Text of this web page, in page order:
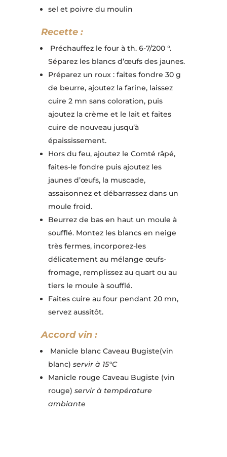
sel et poivre du moulin
Recette :
Préchauffez le four à th. 6-7/200 °.
Séparez les blancs d’œufs des jaunes.
Préparez un roux : faites fondre 30 g
de beurre, ajoutez la farine, laissez
cuire 2 mn sans coloration, puis
ajoutez la crème et le lait et faites
cuire de nouveau jusqu’à
épaississement.
Hors du feu, ajoutez le Comté râpé,
faites-le fondre puis ajoutez les
jaunes d’œufs, la muscade,
assaisonnez et débarrassez dans un
moule froid.
Beurrez de bas en haut un moule à
soufflé. Montez les blancs en neige
très fermes, incorporez-les
délicatement au mélange œufs-
fromage, remplissez au quart ou au
tiers le moule à soufflé.
Faites cuire au four pendant 20 mn,
servez aussitôt.
Accord vin :
Manicle blanc Caveau Bugiste(vin
blanc) servir à 15°C
Manicle rouge Caveau Bugiste (vin
rouge) servir à température
ambiante